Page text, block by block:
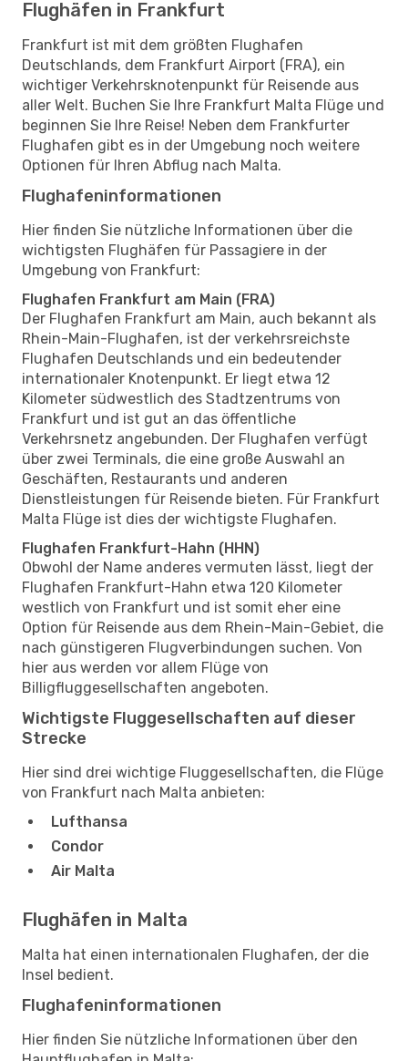
Flughäfen in Frankfurt
Frankfurt ist mit dem größten Flughafen
Deutschlands, dem Frankfurt Airport (FRA), ein
wichtiger Verkehrsknotenpunkt für Reisende aus
aller Welt. Buchen Sie Ihre Frankfurt Malta Flüge und
beginnen Sie Ihre Reise! Neben dem Frankfurter
Flughafen gibt es in der Umgebung noch weitere
Optionen für Ihren Abflug nach Malta.
Flughafeninformationen
Hier finden Sie nützliche Informationen über die
wichtigsten Flughäfen für Passagiere in der
Umgebung von Frankfurt:
Flughafen Frankfurt am Main (FRA)
Der Flughafen Frankfurt am Main, auch bekannt als
Rhein-Main-Flughafen, ist der verkehrsreichste
Flughafen Deutschlands und ein bedeutender
internationaler Knotenpunkt. Er liegt etwa 12
Kilometer südwestlich des Stadtzentrums von
Frankfurt und ist gut an das öffentliche
Verkehrsnetz angebunden. Der Flughafen verfügt
über zwei Terminals, die eine große Auswahl an
Geschäften, Restaurants und anderen
Dienstleistungen für Reisende bieten. Für Frankfurt
Malta Flüge ist dies der wichtigste Flughafen.
Flughafen Frankfurt-Hahn (HHN)
Obwohl der Name anderes vermuten lässt, liegt der
Flughafen Frankfurt-Hahn etwa 120 Kilometer
westlich von Frankfurt und ist somit eher eine
Option für Reisende aus dem Rhein-Main-Gebiet, die
nach günstigeren Flugverbindungen suchen. Von
hier aus werden vor allem Flüge von
Billigfluggesellschaften angeboten.
Wichtigste Fluggesellschaften auf dieser
Strecke
Hier sind drei wichtige Fluggesellschaften, die Flüge
von Frankfurt nach Malta anbieten:
Lufthansa
Condor
Air Malta
Flughäfen in Malta
Malta hat einen internationalen Flughafen, der die
Insel bedient.
Flughafeninformationen
Hier finden Sie nützliche Informationen über den